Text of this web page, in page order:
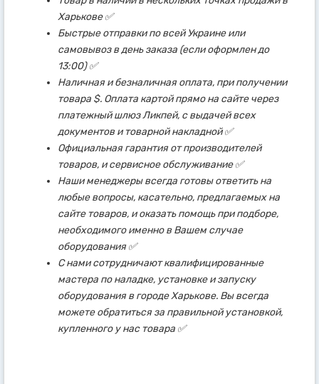
Харькове ✅
Быстрые отправки по всей Украине или
самовывоз в день заказа (если оформлен до
13:00) ✅
Наличная и безналичная оплата, при получении
товара $. Оплата картой прямо на сайте через
платежный шлюз Ликпей, с выдачей всех
документов и товарной накладной ✅
Официальная гарантия от производителей
товаров, и сервисное обслуживание ✅
Наши менеджеры всегда готовы ответить на
любые вопросы, касательно, предлагаемых на
сайте товаров, и оказать помощь при подборе,
необходимого именно в Вашем случае
оборудования ✅
С нами сотрудничают квалифицированные
мастера по наладке, установке и запуску
оборудования в городе Харькове. Вы всегда
можете обратиться за правильной установкой,
купленного у нас товара ✅